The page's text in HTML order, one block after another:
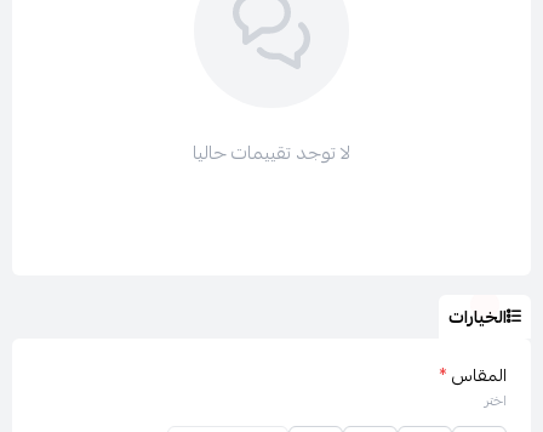
لا توجد تقييمات حاليا
الخيارات
المقاس*
اختر